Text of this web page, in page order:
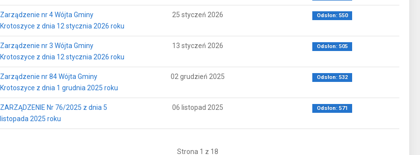
Zarządzenie nr 4 Wójta Gminy
Krotoszyce z dnia 12 stycznia 2026 roku
25 styczeń 2026 Odsłon: 550
Zarządzenie nr 3 Wójta Gminy
Krotoszyce z dnia 12 stycznia 2026 roku
13 styczeń 2026 Odsłon: 505
Zarządzenie nr 84 Wójta Gminy
Krotoszyce z dnia 1 grudnia 2025 roku
02 grudzień 2025 Odsłon: 532
ZARZĄDZENIE Nr 76/2025 z dnia 5
listopada 2025 roku
06 listopad 2025 Odsłon: 571
Strona 1 z 18